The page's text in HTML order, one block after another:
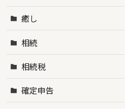
癒し
相続
相続税
確定申告